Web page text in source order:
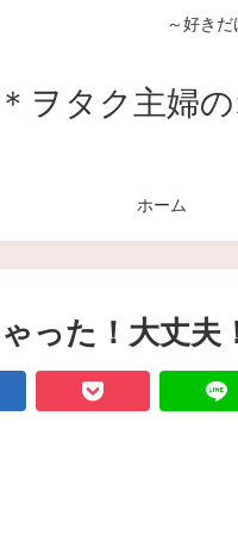
～好き
＊ヲタク主婦
ホーム
った！大丈夫